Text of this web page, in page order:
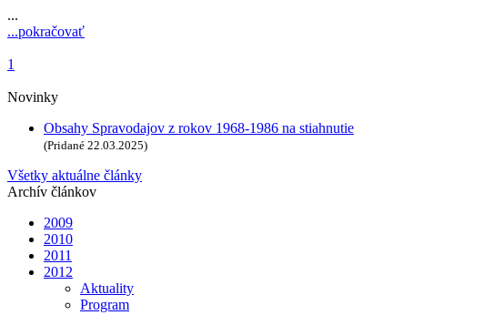
...
...pokračovať
1
Novinky
Obsahy Spravodajov z rokov 1968-1986 na stiahnutie
(Pridané 22.03.2025)
Všetky aktuálne články
Archív článkov
2009
2010
2011
2012
Aktuality
Program